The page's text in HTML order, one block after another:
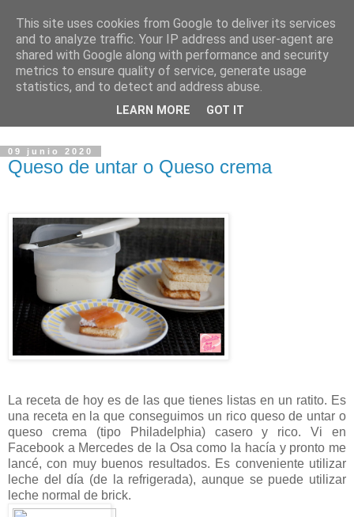
Cocidito de mi vida
Blog recopilatorio de las recetas de cocina que voy
experimentando y de las que se han hecho en casa
09 junio 2020
Queso de untar o Queso crema
La receta de hoy es de las que tienes listas en un ratito. Es
una receta en la que conseguimos un rico queso de untar o
queso crema (tipo Philadelphia) casero y rico. Vi en
Facebook a Mercedes de la Osa como la hacía y pronto me
lancé, con muy buenos resultados. Es conveniente utilizar
leche del día (de la refrigerada), aunque se puede utilizar
leche normal de brick.
This site uses cookies from Google to deliver its services
and to analyze traffic. Your IP address and user-agent are
shared with Google along with performance and security
metrics to ensure quality of service, generate usage
statistics, and to detect and address abuse.
LEARN MORE GOT IT